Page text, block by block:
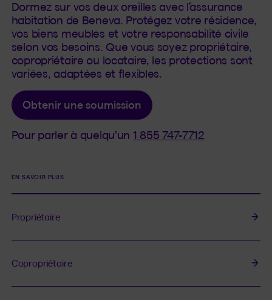
Dormez sur vos deux oreilles avec l’assurance
habitation de Beneva. Protégez votre résidence,
vos biens meubles et votre responsabilité civile
selon vos besoins. Que vous soyez propriétaire,
copropriétaire ou locataire, les protections sont
variées, adaptées et flexibles.
Obtenir une soumission
Pour parler à quelqu'un 1 855 747-7712
EN SAVOIR PLUS
Propriétaire
Copropriétaire